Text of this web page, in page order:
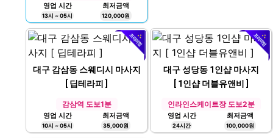
영업 시간
13시 ~ 05시
최저금액
120,000원
대구 감삼동 스웨디시 마사지
[ 딥테라피 ]
감삼역 도보1분
영업 시간
10시 ~ 05시
최저금액
35,000원
대구 성당동 1인샵 마사지
[ 1인샵 더블유앤비 ]
인라인스케이트장 도보2분
영업 시간
24시간
최저금액
100,000원